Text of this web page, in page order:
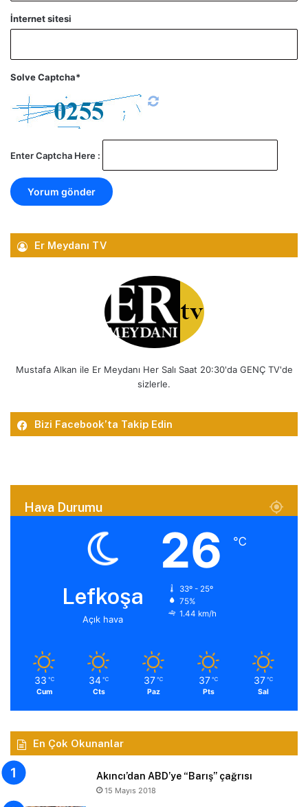
İnternet sitesi
Solve Captcha*
Enter Captcha Here :
Er Meydanı TV
Mustafa Alkan ile Er Meydanı Her Salı Saat 20:30'da GENÇ TV'de
sizlerle.
Bizi Facebook’ta Takip Edin
Hava Durumu
Lefkoşa
Açık hava
26 ℃
33º - 25º
75%
1.44 km/h
33 ℃
Cum
34 ℃
Cts
37 ℃
Paz
37 ℃
Pts
37 ℃
Sal
En Çok Okunanlar
Akıncı’dan ABD’ye “Barış” çağrısı
15 Mayıs 2018